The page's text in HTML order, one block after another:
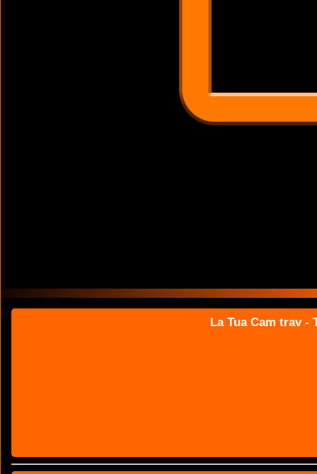
La Tua Cam trav -